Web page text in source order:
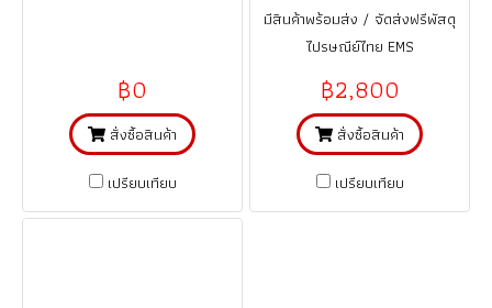
฿0
สั่งซื้อสินค้า
เปรียบเทียบ
มีสินค้าพร้อมส่ง / จัดส่งฟรีพัสดุ
ไปรษณีย์ไทย EMS
฿2,800
สั่งซื้อสินค้า
เปรียบเทียบ